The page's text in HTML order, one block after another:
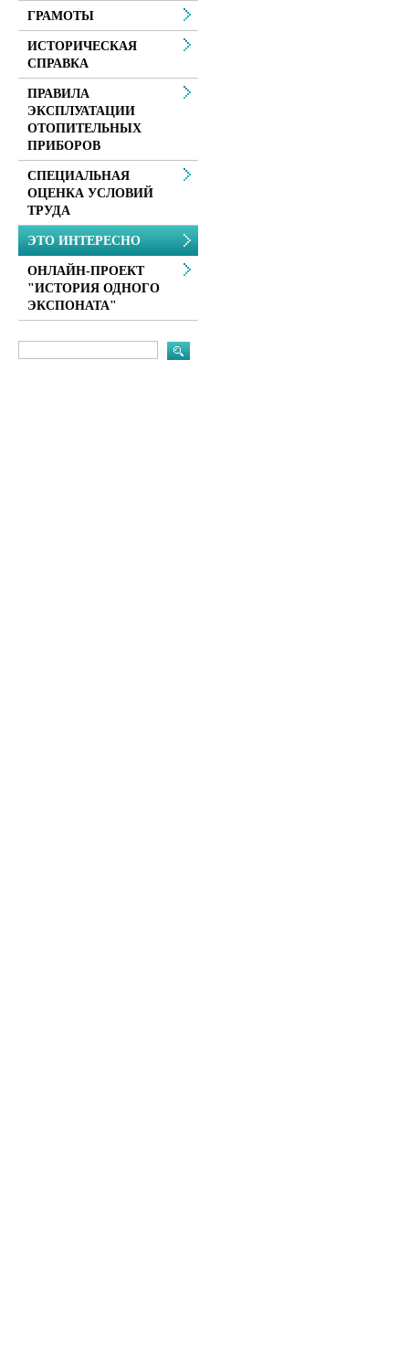
ГРАМОТЫ
ИСТОРИЧЕСКАЯ
СПРАВКА
ПРАВИЛА
ЭКСПЛУАТАЦИИ
ОТОПИТЕЛЬНЫХ
ПРИБОРОВ
СПЕЦИАЛЬНАЯ
ОЦЕНКА УСЛОВИЙ
ТРУДА
ЭТО ИНТЕРЕСНО
ОНЛАЙН-ПРОЕКТ
"ИСТОРИЯ ОДНОГО
ЭКСПОНАТА"